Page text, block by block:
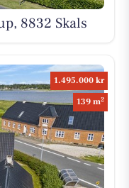
8832 Skals
1.495.000 kr
139 m2